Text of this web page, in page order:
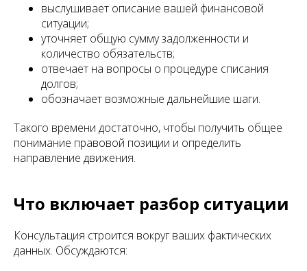
выслушивает описание вашей финансовой
ситуации;
уточняет общую сумму задолженности и
количество обязательств;
отвечает на вопросы о процедуре списания
долгов;
обозначает возможные дальнейшие шаги.
Такого времени достаточно, чтобы получить общее
понимание правовой позиции и определить
направление движения.
Что включает разбор ситуации
Консультация строится вокруг ваших фактических
данных. Обсуждаются: